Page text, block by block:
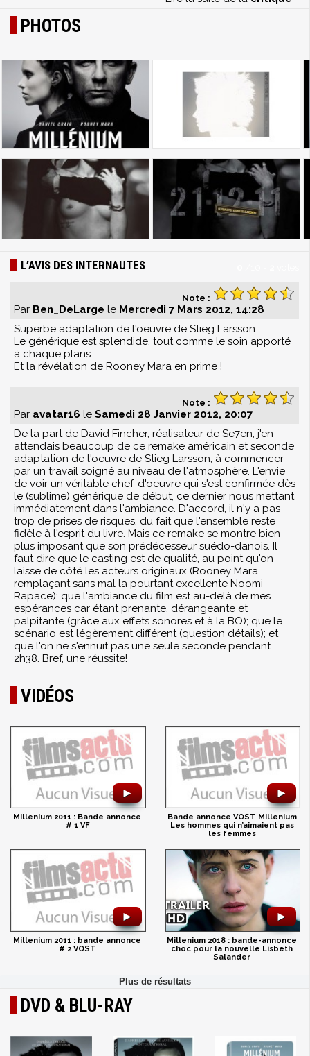
PHOTOS
L’AVIS DES INTERNAUTES
Note :
Par Ben_DeLarge le Mercredi 7 Mars 2012, 14:28
Superbe adaptation de l'oeuvre de Stieg Larsson.
Le générique est splendide, tout comme le soin apporté
à chaque plans.
Et la révélation de Rooney Mara en prime !
Note :
Par avatar16 le Samedi 28 Janvier 2012, 20:07
De la part de David Fincher, réalisateur de Se7en, j'en
attendais beaucoup de ce remake américain et seconde
adaptation de l'oeuvre de Stieg Larsson, à commencer
par un travail soigné au niveau de l'atmosphère. L'envie
de voir un véritable chef-d'oeuvre qui s'est confirmée dès
le (sublime) générique de début, ce dernier nous mettant
immédiatement dans l'ambiance. D'accord, il n'y a pas
trop de prises de risques, du fait que l'ensemble reste
fidèle à l'esprit du livre. Mais ce remake se montre bien
plus imposant que son prédécesseur suédo-danois. Il
faut dire que le casting est de qualité, au point qu'on
laisse de côté les acteurs originaux (Rooney Mara
remplaçant sans mal la pourtant excellente Noomi
Rapace); que l'ambiance du film est au-delà de mes
espérances car étant prenante, dérangeante et
palpitante (grâce aux effets sonores et à la BO); que le
scénario est légèrement différent (question détails); et
que l'on ne s'ennuit pas une seule seconde pendant
2h38. Bref, une réussite!
VIDÉOS
►
Millenium 2011 : Bande annonce
# 1 VF
►
Bande annonce VOST Millenium
Les hommes qui n’aimaient pas
les femmes
►
Millenium 2011 : bande annonce
# 2 VOST
►
Millenium 2018 : bande-annonce
choc pour la nouvelle Lisbeth
Salander
DVD & BLU-RAY